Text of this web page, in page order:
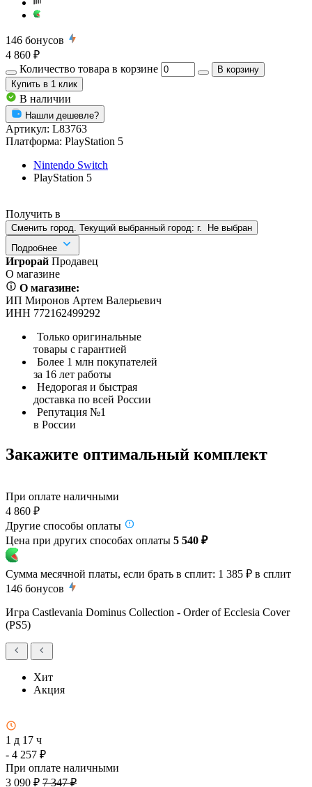
146 бонусов
4 860 ₽
Количество товара в корзине
В корзину
Купить в 1 клик
В наличии
Нашли дешевле?
Артикул: L83763
Платформа: PlayStation 5
Nintendo Switch
PlayStation 5
Получить в
Сменить город. Текущий выбранный город: г.
Не выбран
Подробнее
Игрорай Продавец
О магазине
О магазине:
ИП Миронов Артем Валерьевич
ИНН 772162499292
Только оригинальные
товары с гарантией
Более 1 млн покупателей
за 16 лет работы
Недорогая и быстрая
доставка по всей России
Репутация №1
в России
Закажите оптимальный комплект
При оплате наличными
4 860 ₽
Другие способы оплаты
Цена при других способах оплаты 5 540 ₽
Сумма месячной платы, если брать в сплит: 1 385 ₽ в сплит
146 бонусов
Игра Castlevania Dominus Collection - Order of Ecclesia Cover
(PS5)
Хит
Акция
1 д 17 ч
- 4 257 ₽
При оплате наличными
3 090 ₽ 7 347 ₽